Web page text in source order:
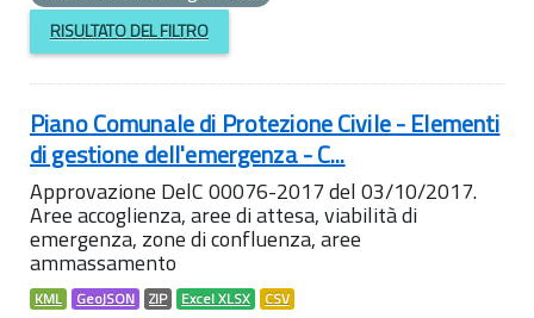
RISULTATO DEL FILTRO
Piano Comunale di Protezione Civile - Elementi
di gestione dell'emergenza - C...
Approvazione DelC 00076-2017 del 03/10/2017.
Aree accoglienza, aree di attesa, viabilità di
emergenza, zone di confluenza, aree
ammassamento
KML GeoJSON ZIP Excel XLSX CSV